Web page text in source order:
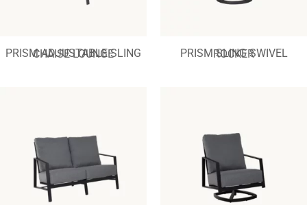
PRISM ADJUSTABLE SLING CHAISE LOUNGE PRISM SLING SWIVEL ROCKER